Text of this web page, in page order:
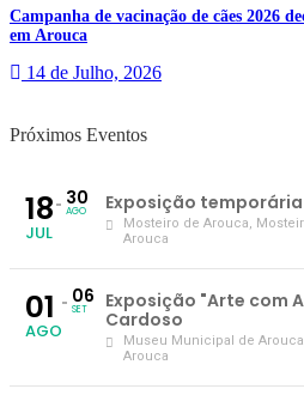
Campanha de vacinação de cães 2026
em Arouca
14 de Julho, 2026
Próximos Eventos
18
JUL
30
AGO Exposição
Mosteiro de Arouca,
Arouca
01
AGO
06
SET
Exposição "Arte com
Cardoso
Museu Municipal de Arouca
Arouca